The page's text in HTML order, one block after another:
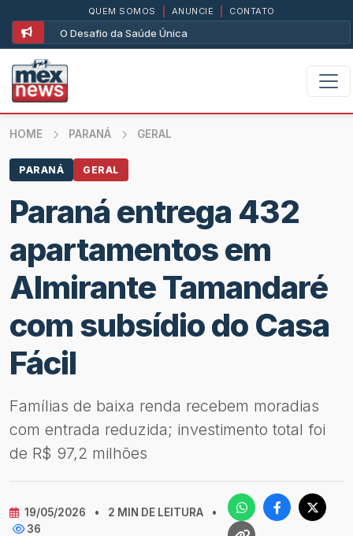
O Desafio da Saúde Única
QUEM SOMOS ANUNCIE CONTATO
HOME PARANÁ GERAL
PARANÁ GERAL
Paraná entrega 432
apartamentos em
Almirante Tamandaré
com subsídio do Casa
Fácil
Famílias de baixa renda recebem moradias
com entrada reduzida; investimento total foi
de R$ 97,2 milhões
19/05/2026 • 2 MIN DE LEITURA
•
36